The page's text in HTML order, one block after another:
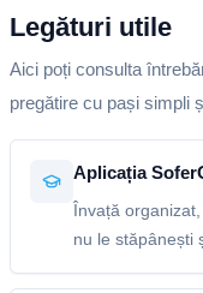
Legături utile
Aici poți consulta
pregătire cu pași simpli
Aplicația
Învață
nu le stăpânești